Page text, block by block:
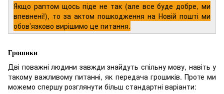
Якщо раптом щось піде не так (але все буде добре, ми
впевнені!), то за актом пошкодження на Новій пошті ми
обов’язково вирішимо це питання.
Грошики
Дві поважні людини завжди знайдуть спільну мову, навіть у
такому важливому питанні, як передача грошиків. Проте ми
можемо спершу розглянути більш стандартні варіанти: